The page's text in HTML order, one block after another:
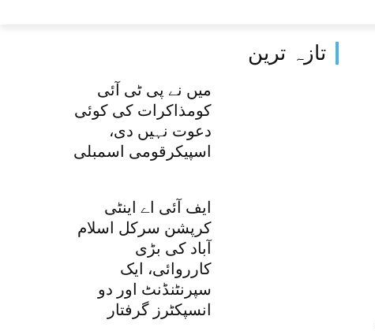
تازہ ترین
میں نے پی ٹی آئی
کومذاکرات کی کوئی
دعوت نہیں دی،
اسپیکرقومی اسمبلی
ایف آئی اے اینٹی
کرپشن سرکل اسلام
آباد کی بڑی
کارروائی، ایک
سپرنٹنڈنٹ اور دو
انسپکٹرز گرفتار